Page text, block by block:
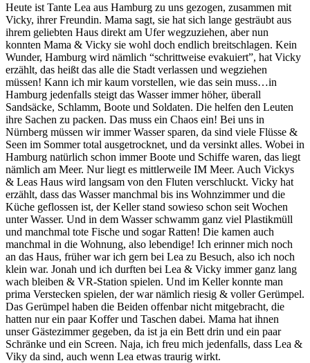
Heute ist Tante Lea aus Hamburg zu uns gezogen, zusammen mit
Vicky, ihrer Freundin. Mama sagt, sie hat sich lange gesträubt aus
ihrem geliebten Haus direkt am Ufer wegzuziehen, aber nun
konnten Mama & Vicky sie wohl doch endlich breitschlagen. Kein
Wunder, Hamburg wird nämlich “schrittweise evakuiert”, hat Vicky
erzählt, das heißt das alle die Stadt verlassen und wegziehen
müssen! Kann ich mir kaum vorstellen, wie das sein muss…in
Hamburg jedenfalls steigt das Wasser immer höher, überall
Sandsäcke, Schlamm, Boote und Soldaten. Die helfen den Leuten
ihre Sachen zu packen. Das muss ein Chaos ein! Bei uns in
Nürnberg müssen wir immer Wasser sparen, da sind viele Flüsse &
Seen im Sommer total ausgetrocknet, und da versinkt alles. Wobei in
Hamburg natürlich schon immer Boote und Schiffe waren, das liegt
nämlich am Meer. Nur liegt es mittlerweile IM Meer. Auch Vickys
& Leas Haus wird langsam von den Fluten verschluckt. Vicky hat
erzählt, dass das Wasser manchmal bis ins Wohnzimmer und die
Küche geflossen ist, der Keller stand sowieso schon seit Wochen
unter Wasser. Und in dem Wasser schwamm ganz viel Plastikmüll
und manchmal tote Fische und sogar Ratten! Die kamen auch
manchmal in die Wohnung, also lebendige! Ich erinner mich noch
an das Haus, früher war ich gern bei Lea zu Besuch, also ich noch
klein war. Jonah und ich durften bei Lea & Vicky immer ganz lang
wach bleiben & VR-Station spielen. Und im Keller konnte man
prima Verstecken spielen, der war nämlich riesig & voller Gerümpel.
Das Gerümpel haben die Beiden offenbar nicht mitgebracht, die
hatten nur ein paar Koffer und Taschen dabei. Mama hat ihnen
unser Gästezimmer gegeben, da ist ja ein Bett drin und ein paar
Schränke und ein Screen. Naja, ich freu mich jedenfalls, dass Lea &
Viky da sind, auch wenn Lea etwas traurig wirkt.